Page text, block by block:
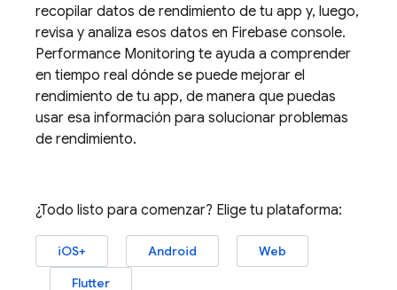
recopilar datos de rendimiento de tu app y, luego,
revisa y analiza esos datos en Firebase console.
Performance Monitoring te ayuda a comprender
en tiempo real dónde se puede mejorar el
rendimiento de tu app, de manera que puedas
usar esa información para solucionar problemas
de rendimiento.
¿Todo listo para comenzar? Elige tu plataforma:
iOS+ Android
Web
Flutter